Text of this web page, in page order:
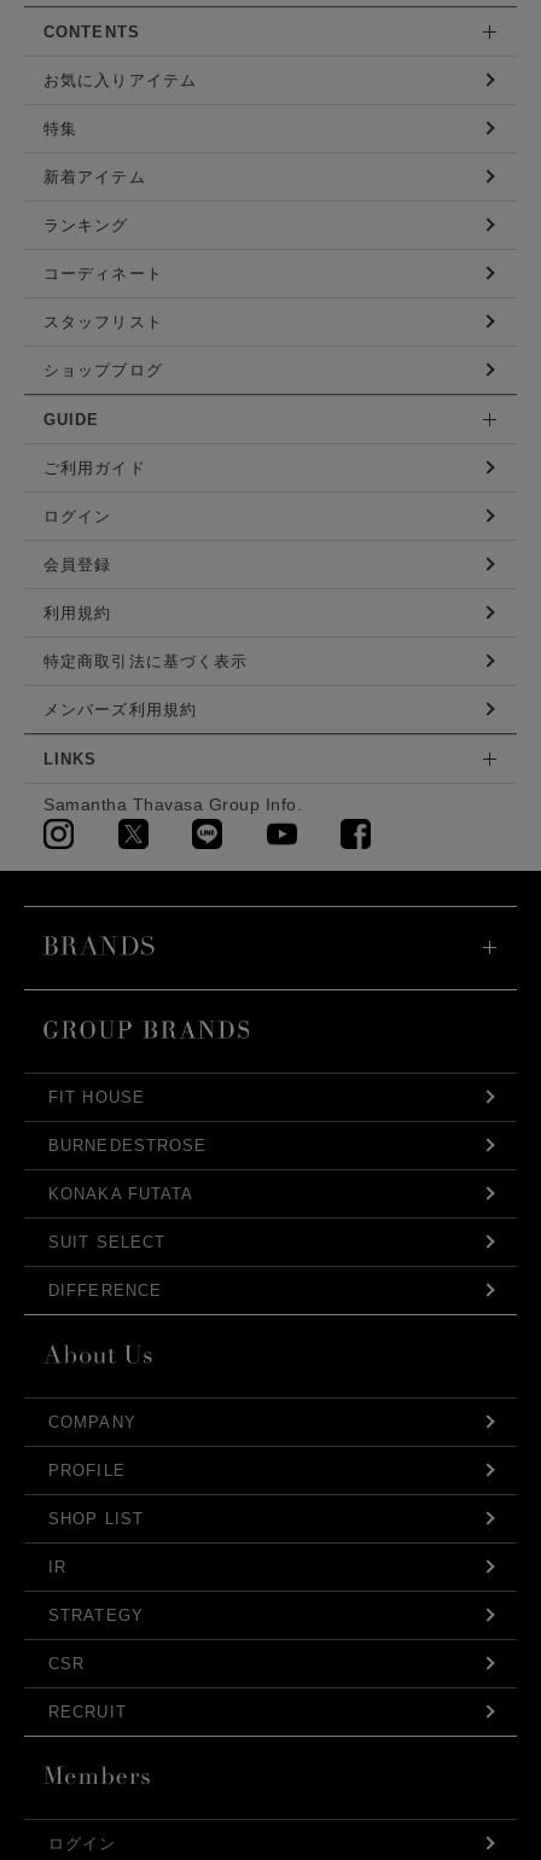
CONTENTS
お気に入りアイテム
特集
新着アイテム
ランキング
コーディネート
スタッフリスト
ショップブログ
GUIDE
ご利用ガイド
ログイン
会員登録
利用規約
特定商取引法に基づく表示
メンバーズ利用規約
LINKS
Samantha Thavasa Group Info.
FIT HOUSE
BURNEDESTROSE
KONAKA FUTATA
SUIT SELECT
DIFFERENCE
COMPANY
PROFILE
SHOP LIST
IR
STRATEGY
CSR
RECRUIT
ログイン